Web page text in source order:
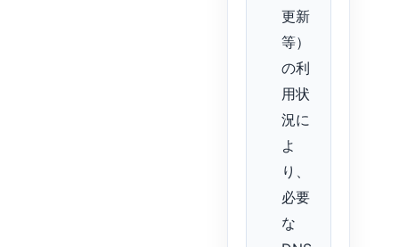
更新
等）
の利
用状
況に
よ
り、
必要
な